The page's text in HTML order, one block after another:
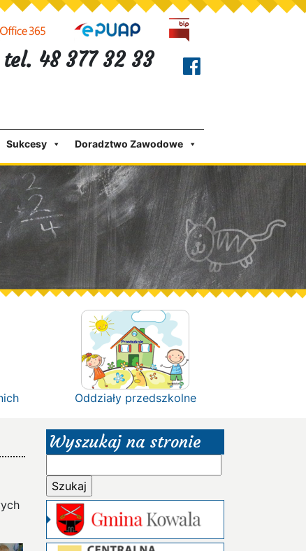
tel. 48 377 32 33
Sukcesy Doradztwo Zawodowe
Oddziały przedszkolne
Wyszukaj na stronie